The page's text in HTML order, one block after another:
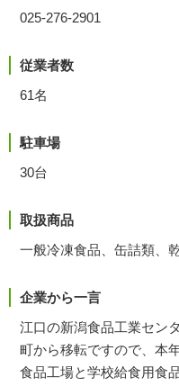
025-276-2901
従業者数
61名
駐車場
30台
取扱商品
一般冷凍食品、缶詰類、
企業から一言
江口の新潟食品工業セン
町から移転ですので、本
食品工場と学校給食用食